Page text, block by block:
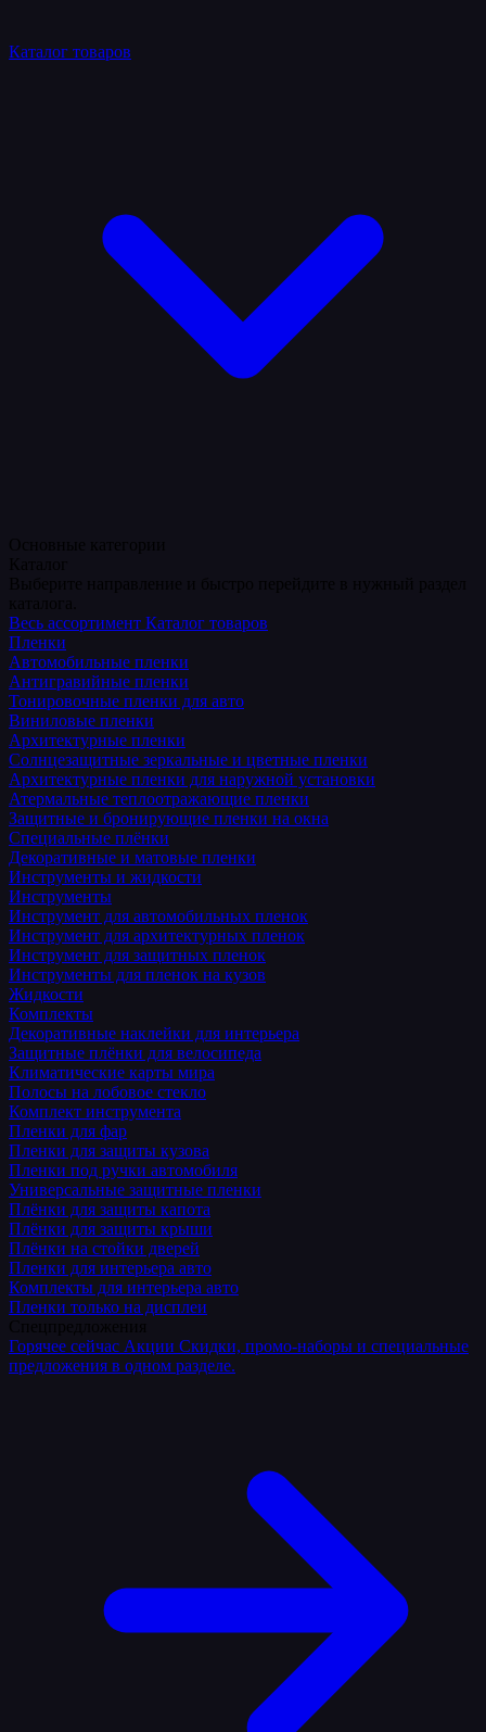
Каталог товаров
Весь ассортимент Каталог товаров
Пленки
Автомобильные пленки
Антигравийные пленки
Тонировочные пленки для авто
Виниловые пленки
Архитектурные пленки
Солнцезащитные зеркальные и цветные пленки
Архитектурные пленки для наружной установки
Атермальные теплоотражающие пленки
Защитные и бронирующие пленки на окна
Специальные плёнки
Декоративные и матовые пленки
Инструменты и жидкости
Инструменты
Инструмент для автомобильных пленок
Инструмент для архитектурных пленок
Инструмент для защитных пленок
Инструменты для пленок на кузов
Жидкости
Комплекты
Декоративные наклейки для интерьера
Защитные плёнки для велосипеда
Климатические карты мира
Полосы на лобовое стекло
Комплект инструмента
Пленки для фар
Пленки для защиты кузова
Пленки под ручки автомобиля
Универсальные защитные пленки
Плёнки для защиты капота
Плёнки для защиты крыши
Плёнки на стойки дверей
Пленки для интерьера авто
Комплекты для интерьера авто
Пленки только на дисплеи
Горячее сейчас Акции Скидки, промо-наборы и специальные
предложения в одном разделе.